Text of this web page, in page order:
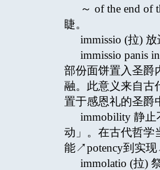
～ of the end
睫。
immissio (拉)
immissio panis
部份面饼置入圣爵
融。此意义来自古
置于感恩礼的圣爵
immobility 静止
动」。在古代哲学
能↗potency到实
immolatio (拉)